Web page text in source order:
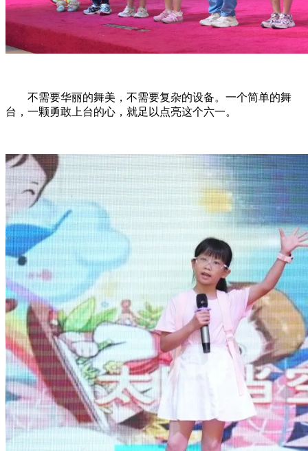
不需要华丽的舞美，不需要复杂的设备。一个简单的舞
台，一颗勇敢上台的心，就足以点亮这个六一。